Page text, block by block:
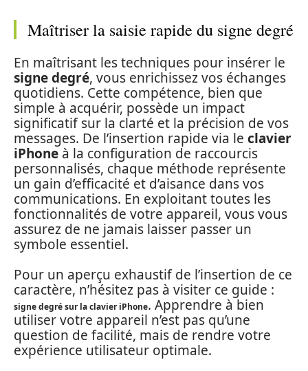
Maîtriser la saisie rapide du signe degré
En maîtrisant les techniques pour insérer le
signe degré, vous enrichissez vos échanges
quotidiens. Cette compétence, bien que
simple à acquérir, possède un impact
significatif sur la clarté et la précision de vos
messages. De l’insertion rapide via le clavier
iPhone à la configuration de raccourcis
personnalisés, chaque méthode représente
un gain d’efficacité et d’aisance dans vos
communications. En exploitant toutes les
fonctionnalités de votre appareil, vous vous
assurez de ne jamais laisser passer un
symbole essentiel.
Pour un aperçu exhaustif de l’insertion de ce
caractère, n’hésitez pas à visiter ce guide :
signe degré sur la clavier iPhone. Apprendre à bien
utiliser votre appareil n’est pas qu’une
question de facilité, mais de rendre votre
expérience utilisateur optimale.